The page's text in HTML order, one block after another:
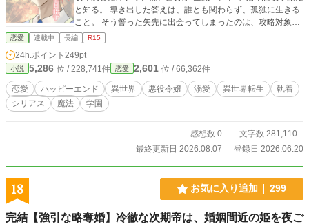
と知る。 導き出した答えは、誰とも関わらず、孤独に生きる
こと。 そう誓った矢先に出会ってしまったのは、攻略対象
——公爵令息のグレン。 父の虐待を見抜き、どんなに突き放
しても離れない彼に、距離を取ろうとするほど執着されてい
く。 やがて暴かれる、最初から大切な人を"殺す力"を宿して
いたという残酷な真実。 それでも彼は、皆の前で誓った。
「生涯をかけて君を幸せにする」と。 ※糖度（恋愛描写）高
め→（★）、戦闘→（□）をつけています。 ※一章にだけ父
への断罪要素あり ※全133話。最後まで予約投稿済みです ※
恋愛 連載中 長編 R15
24h.ポイント 249pt
小説 5,286 位 / 228,741件 恋愛 2,601 位 / 66,362件
恋愛 ハッピーエンド 異世界 悪役令嬢 溺愛 異世界転生
執着
シリアス
魔法 学園
感想数 0
文字数 281,110
最終更新日 2026.08.07
登録日 2026.06.20
18 お気に入り追加 299
完結【強引な略奪婚】冷徹な次期帝は、婚姻間近の姫を夜ご